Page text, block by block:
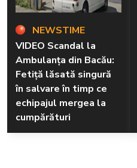
NEWSTIME
VIDEO Scandal la
Ambulanța din Bacău:
Fetiță lăsată singură
în salvare în timp ce
echipajul mergea la
cumpărături